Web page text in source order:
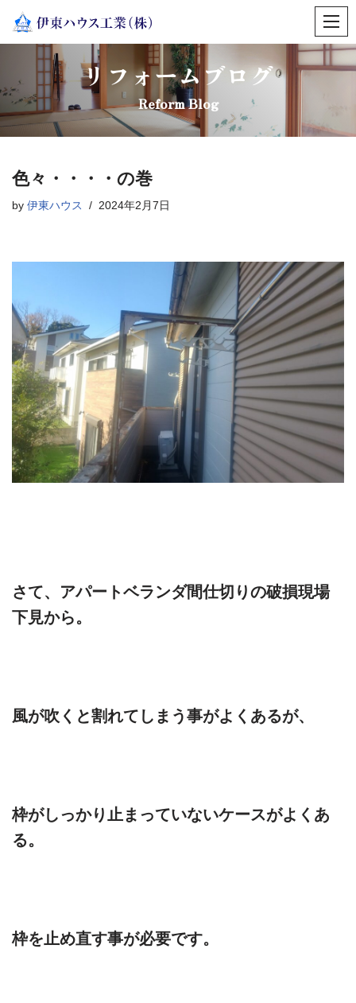
コ
テ
ン
ツ
へ
キ
プ
リフォームブログ
Reform Blog
色々・・・・の巻
by 伊東ハウス 2024年2月7日
さて、アパートベランダ間仕切りの破損現場
下見から。
風が吹くと割れてしまう事がよくあるが、
枠がしっかり止まっていないケースがよくあ
る。
枠を止め直す事が必要です。